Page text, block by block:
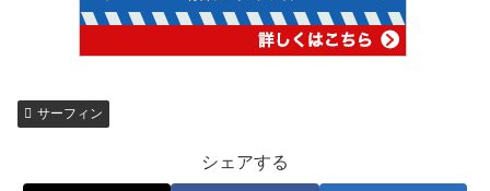
サーフィン
シェアする